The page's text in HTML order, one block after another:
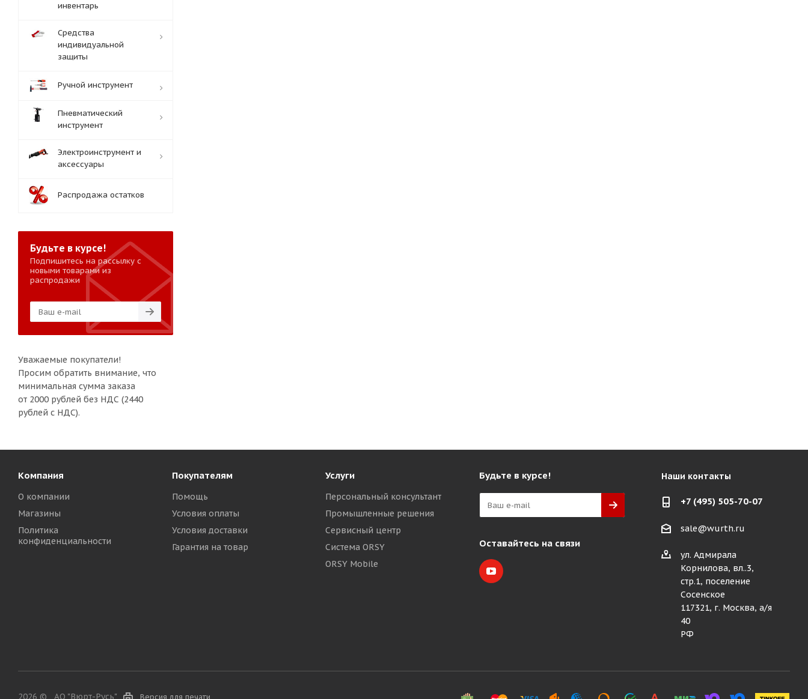
инвентарь
Средства
индивидуальной
защиты
Ручной инструмент
Пневматический
инструмент
Электроинструмент и
аксессуары
Распродажа остатков
Будьте в курсе!
Подпишитесь на рассылку с
новыми товарами из
распродажи
Уважаемые покупатели!
Просим обратить внимание, что
минимальная сумма заказа
от 2000 рублей без НДС (2440
рублей с НДС).
Компания
О компании
Магазины
Политика
конфиденциальности
Покупателям
Помощь
Условия оплаты
Условия доставки
Гарантия на товар
Услуги
Персональный консультант
Промышленные решения
Сервисный центр
Система ORSY
ORSY Mobile
Будьте в курсе!
Оставайтесь на связи
Наши контакты
+7 (495) 505-70-07
sale@wurth.ru
ул. Адмирала
Корнилова, вл..3,
стр.1, поселение
Сосенское
117321, г. Москва, а/я
40
РФ
2026 © АО "Вюрт-Русь" Версия для печати